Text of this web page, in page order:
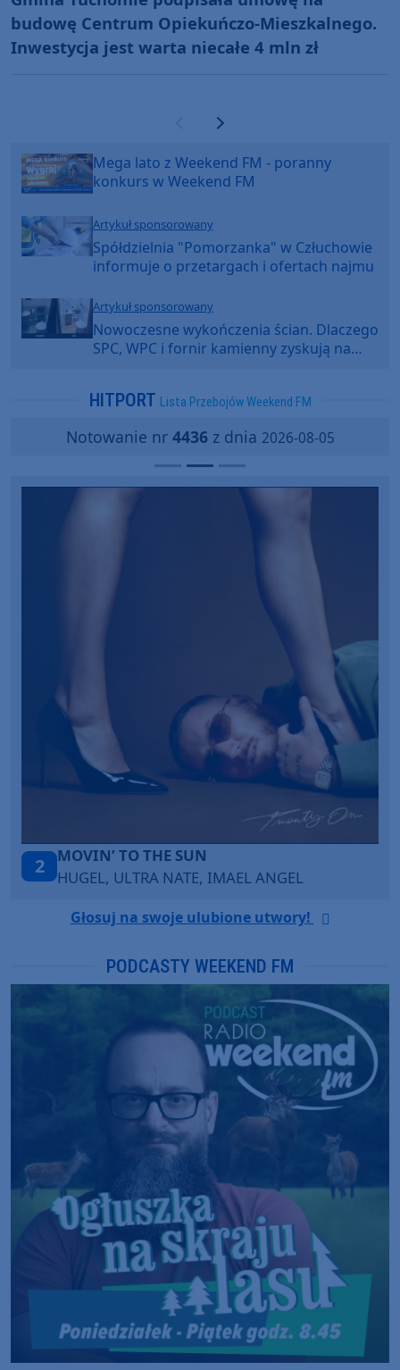
budowę Centrum Opiekuńczo-Mieszkalnego.
Inwestycja jest warta niecałe 4 mln zł
Poprzednia strona
Następna strona
Mega lato z Weekend FM - poranny
konkurs w Weekend FM
Artykuł sponsorowany
Spółdzielnia "Pomorzanka" w Człuchowie
informuje o przetargach i ofertach najmu
Artykuł sponsorowany
Nowoczesne wykończenia ścian. Dlaczego
SPC, WPC i fornir kamienny zyskują na
HITPORT Lista Przebojów Weekend FM
Notowanie nr 4436z dnia 2026-08-05
3
TAŃCZ!
BLETKA
Głosuj na swoje ulubione utwory!
PODCASTY WEEKEND FM